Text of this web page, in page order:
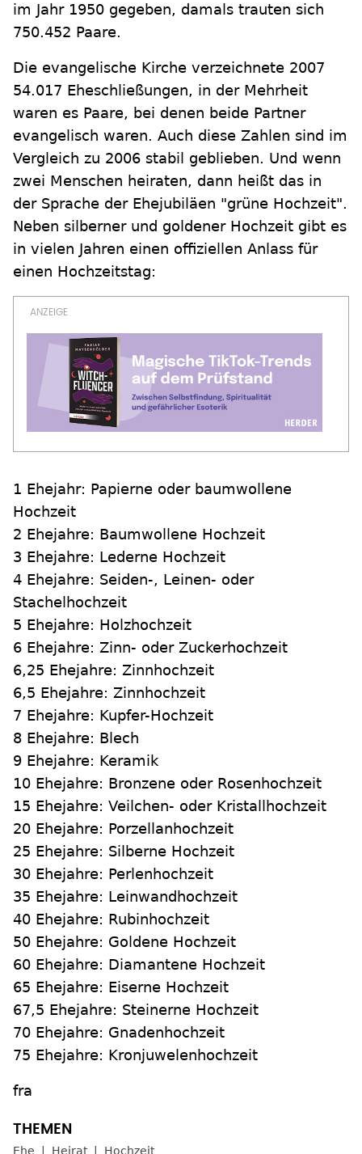
im Jahr 1950 gegeben, damals trauten sich
750.452 Paare.
Die evangelische Kirche verzeichnete 2007
54.017 Eheschließungen, in der Mehrheit
waren es Paare, bei denen beide Partner
evangelisch waren. Auch diese Zahlen sind im
Vergleich zu 2006 stabil geblieben. Und wenn
zwei Menschen heiraten, dann heißt das in
der Sprache der Ehejubiläen "grüne Hochzeit".
Neben silberner und goldener Hochzeit gibt es
in vielen Jahren einen offiziellen Anlass für
einen Hochzeitstag:
1 Ehejahr: Papierne oder baumwollene
Hochzeit
2 Ehejahre: Baumwollene Hochzeit
3 Ehejahre: Lederne Hochzeit
4 Ehejahre: Seiden-, Leinen- oder
Stachelhochzeit
5 Ehejahre: Holzhochzeit
6 Ehejahre: Zinn- oder Zuckerhochzeit
6,25 Ehejahre: Zinnhochzeit
6,5 Ehejahre: Zinnhochzeit
7 Ehejahre: Kupfer-Hochzeit
8 Ehejahre: Blech
9 Ehejahre: Keramik
10 Ehejahre: Bronzene oder Rosenhochzeit
15 Ehejahre: Veilchen- oder Kristallhochzeit
20 Ehejahre: Porzellanhochzeit
25 Ehejahre: Silberne Hochzeit
30 Ehejahre: Perlenhochzeit
35 Ehejahre: Leinwandhochzeit
40 Ehejahre: Rubinhochzeit
50 Ehejahre: Goldene Hochzeit
60 Ehejahre: Diamantene Hochzeit
65 Ehejahre: Eiserne Hochzeit
67,5 Ehejahre: Steinerne Hochzeit
70 Ehejahre: Gnadenhochzeit
75 Ehejahre: Kronjuwelenhochzeit
fra
Ehe Heirat Hochzeit